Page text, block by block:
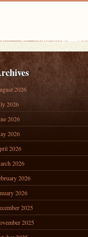
2026
2026
2026
2026
2026
2026
2026
2026
2025
2025